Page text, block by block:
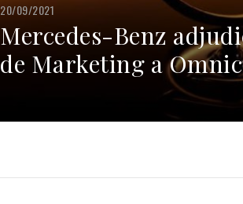
20/09/2021
Mercedes-Benz
de Marketing a